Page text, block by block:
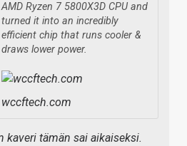
AMD Ryzen 7 5800X3D CPU and
turned it into an incredibly
efficient chip that runs cooler &
draws lower power.
wccftech.com
kaveri tämän sai aikaiseksi.